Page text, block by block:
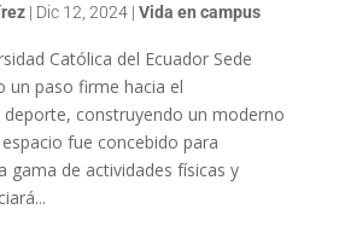
| Dic 12, 2024| Vida en campus
Católica del Ecuador Sede
un paso firme hacia el
construyendo un moderno
fue concebido para
gama de actividades físicas y